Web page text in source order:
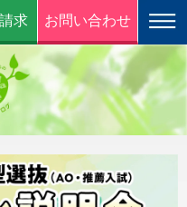
求 お問い合わせ